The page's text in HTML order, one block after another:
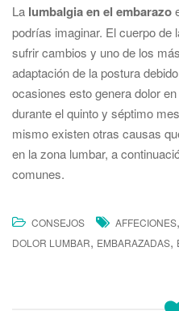
La lumbalgia en el embarazo
podrías imaginar. El cuerpo de
sufrir cambios y uno de los
adaptación de la postura
ocasiones esto genera dolor
durante el quinto y séptimo
mismo existen otras causas
en la zona lumbar, a
comunes.
CONSEJOS AFFECIONES,
DOLOR LUMBAR, EMBARAZADAS,